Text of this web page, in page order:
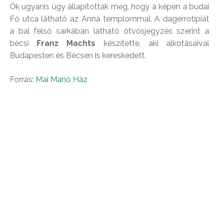
Ők ugyanis úgy állapították meg, hogy a képen a budai
Fő utca látható az Anna templommal. A dagerrotípiát
a bal felső sarkában látható ötvösjegyzés szerint a
bécsi
Franz Machts készítette, aki alkotásaival
Budapesten és Bécsen is kereskedett.
Forrás: Mai Manó Ház